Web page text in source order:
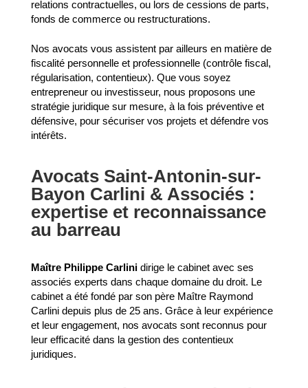
relations contractuelles, ou lors de cessions de parts,
fonds de commerce ou restructurations.
Nos avocats vous assistent par ailleurs en matière de
fiscalité personnelle et professionnelle (contrôle fiscal,
régularisation, contentieux). Que vous soyez
entrepreneur ou investisseur, nous proposons une
stratégie juridique sur mesure, à la fois préventive et
défensive, pour sécuriser vos projets et défendre vos
intérêts.
Avocats Saint-Antonin-sur-
Bayon Carlini & Associés :
expertise et reconnaissance
au barreau
Maître Philippe Carlinidirige le cabinet avec ses
associés experts dans chaque domaine du droit. Le
cabinet a été fondé par son père Maître Raymond
Carlini depuis plus de 25 ans. Grâce à leur expérience
et leur engagement, nos avocats sont reconnus pour
leur efficacité dans la gestion des contentieux
juridiques.